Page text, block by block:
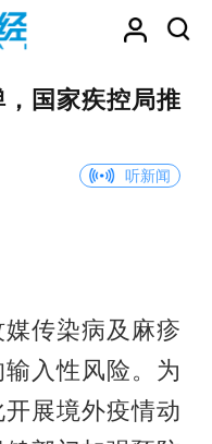
国家疾控局推
听新闻
传染病及麻疹
入性风险。为
展境外疫情动